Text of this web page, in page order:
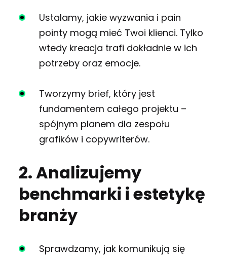
Ustalamy, jakie wyzwania i pain
pointy mogą mieć Twoi klienci. Tylko
wtedy kreacja trafi dokładnie w ich
potrzeby oraz emocje.
Tworzymy brief, który jest
fundamentem całego projektu –
spójnym planem dla zespołu
grafików i copywriterów.
2. Analizujemy
benchmarki i estetykę
branży
Sprawdzamy, jak komunikują się